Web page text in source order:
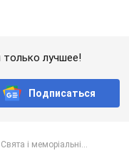
лучшее!
Подписаться
Свята і меморіальні...